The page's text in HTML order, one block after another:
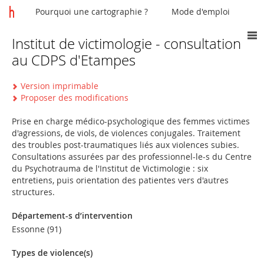
Vous
êtes
Institut de victimologie - consultation
au CDPS d'Etampes
Version imprimable
Proposer des modifications
Prise en charge médico-psychologique des femmes victimes
d'agressions, de viols, de violences conjugales. Traitement
des troubles post-traumatiques liés aux violences subies.
Consultations assurées par des professionnel-le-s du Centre
du Psychotrauma de l'Institut de Victimologie : six
entretiens, puis orientation des patientes vers d'autres
structures.
Département-s d’intervention
Essonne (91)
Types de violence(s)
Pourquoi une cartographie ? Mode d'emploi